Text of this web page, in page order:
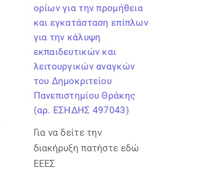
ορίων για την προμήθεια
και εγκατάσταση επίπλων
για την κάλυψη
εκπαιδευτικών και
λειτουργικών αναγκών
του Δημοκριτείου
Πανεπιστημίου Θράκης
(αρ. ΕΣΗΔΗΣ 497043)
Για να δείτε την
διακήρυξη πατήστε εδώ
ΕΕΕΣ